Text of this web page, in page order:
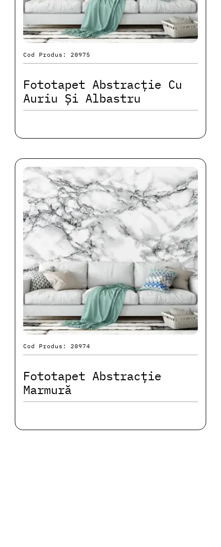
Cod Produs: 20975
Fototapet Abstracție Cu
Auriu Și Albastru
Cod Produs: 20974
Fototapet Abstracție
Marmură